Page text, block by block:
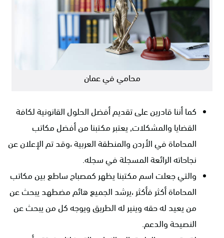
محامي في عمان
كما أننا قادرين على تقديم أفضل الحلول القانونية لكافة
القضايا والمشكلات, يعتبر مكتبنا من أفضل مكاتب
المحاماة في الأردن والمنطقة العربية ،وقد تم الإعلان عن
نجاحاته الرائعة المسجلة في سجله.
والتي جعلت اسم مكتبنا يظهر كمصباح ساطع بين مكاتب
المحاماة أكثر فأكثر ،يرشد الجميع هائم مضطهد يبحث عن
من يعيد له حقه وينير له الطريق ويوجه كل من يبحث عن
النصيحة والدعم.